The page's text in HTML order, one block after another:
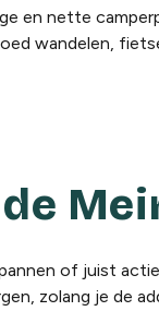
en nette
wandelen,
of juist
zolang je de